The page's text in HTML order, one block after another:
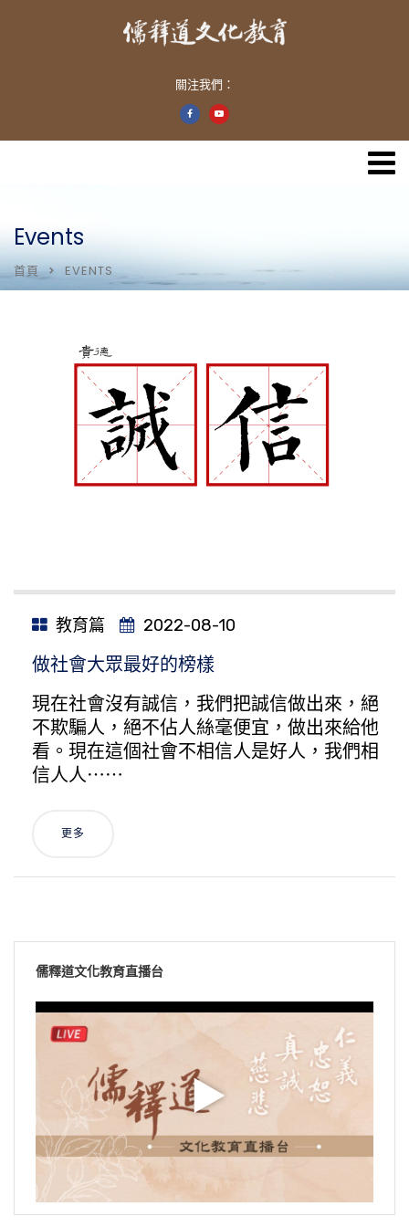
關注我們：
Events
首頁 EVENTS
教育篇 2022-08-10
做社會大眾最好的榜樣
現在社會沒有誠信，我們把誠信做出來，絕
不欺騙人，絕不佔人絲毫便宜，做出來給他
看。現在這個社會不相信人是好人，我們相
信人人⋯⋯
更多
儒釋道文化教育直播台